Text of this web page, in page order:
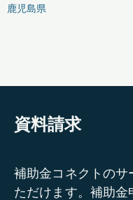
鹿児島県
資料請求
補助金コネクトの
ただけます。補助